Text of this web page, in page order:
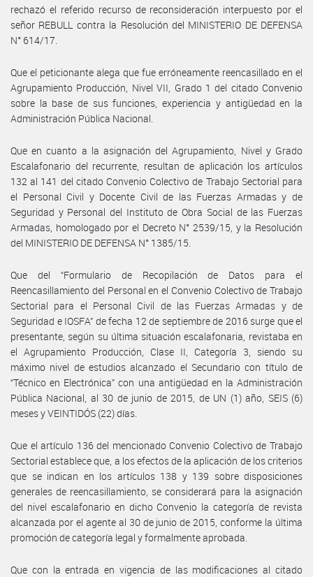
rechazó el referido recurso de reconsideración interpuesto por el
señor REBULL contra la Resolución del MINISTERIO DE DEFENSA
N° 614/17.
Que el peticionante alega que fue erróneamente reencasillado en el
Agrupamiento Producción, Nivel VII, Grado 1 del citado Convenio
sobre la base de sus funciones, experiencia y antigüedad en la
Administración Pública Nacional.
Que en cuanto a la asignación del Agrupamiento, Nivel y Grado
Escalafonario del recurrente, resultan de aplicación los artículos
132 al 141 del citado Convenio Colectivo de Trabajo Sectorial para
el Personal Civil y Docente Civil de las Fuerzas Armadas y de
Seguridad y Personal del Instituto de Obra Social de las Fuerzas
Armadas, homologado por el Decreto N° 2539/15, y la Resolución
del MINISTERIO DE DEFENSA N° 1385/15.
Que del “Formulario de Recopilación de Datos para el
Reencasillamiento del Personal en el Convenio Colectivo de Trabajo
Sectorial para el Personal Civil de las Fuerzas Armadas y de
Seguridad e IOSFA” de fecha 12 de septiembre de 2016 surge que el
presentante, según su última situación escalafonaria, revistaba en
el Agrupamiento Producción, Clase II, Categoría 3, siendo su
máximo nivel de estudios alcanzado el Secundario con título de
“Técnico en Electrónica” con una antigüedad en la Administración
Pública Nacional, al 30 de junio de 2015, de UN (1) año, SEIS (6)
meses y VEINTIDÓS (22) días.
Que el artículo 136 del mencionado Convenio Colectivo de Trabajo
Sectorial establece que, a los efectos de la aplicación de los criterios
que se indican en los artículos 138 y 139 sobre disposiciones
generales de reencasillamiento, se considerará para la asignación
del nivel escalafonario en dicho Convenio la categoría de revista
alcanzada por el agente al 30 de junio de 2015, conforme la última
promoción de categoría legal y formalmente aprobada.
Que con la entrada en vigencia de las modificaciones al citado